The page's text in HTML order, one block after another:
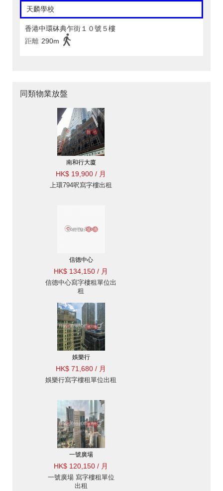
天麟學校
香港中環砵典乍街１０號５樓
距離 290m
同類物業放盤
南和行大廈
HK$ 19,900 / 月
上環794呎寫字樓出租
信德中心
HK$ 134,150 / 月
信德中心寫字樓租單位出
租
娛樂行
HK$ 71,680 / 月
娛樂行寫字樓租單位出租
一號廣場
HK$ 120,150 / 月
一號廣場 寫字樓租單位
出租